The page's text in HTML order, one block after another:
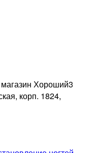
Хороший3
корп. 1824,